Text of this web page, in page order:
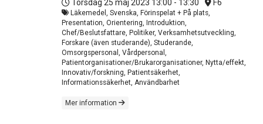
Torsdag 25 maj 2023 13:00 - 13:30 F6
Läkemedel, Svenska, Förinspelat + På plats,
Presentation, Orientering, Introduktion,
Chef/Beslutsfattare, Politiker, Verksamhetsutveckling,
Forskare (även studerande), Studerande,
Omsorgspersonal, Vårdpersonal,
Patientorganisationer/Brukarorganisationer, Nytta/effekt,
Innovativ/forskning, Patientsäkerhet,
Informationssäkerhet, Användbarhet
Mer information